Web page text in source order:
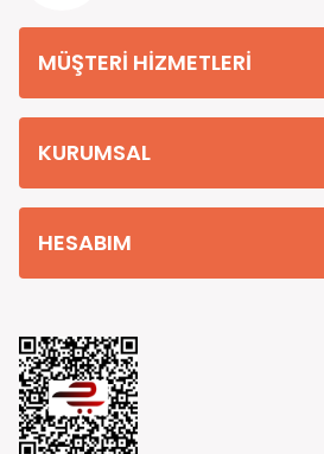
MÜŞTERİ HİZMETLERİ
KURUMSAL
HESABIM